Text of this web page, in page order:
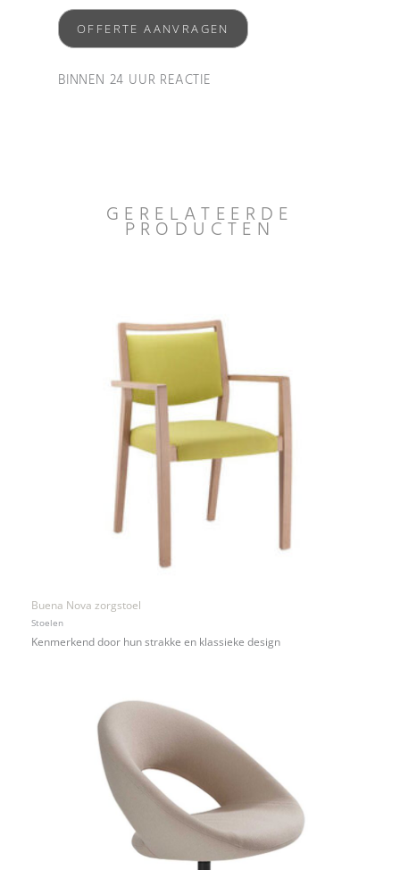
OFFERTE AANVRAGEN
BINNEN 24 UUR REACTIE
GERELATEERDE
PRODUCTEN
Buena Nova zorgstoel
Stoelen
Kenmerkend door hun strakke en klassieke design